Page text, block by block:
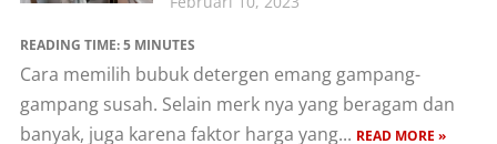
READING TIME:5 MINUTES
Cara memilih bubuk detergen emang gampang-
gampang susah. Selain merk nya yang beragam dan
banyak, juga karena faktor harga yang... READ MORE »